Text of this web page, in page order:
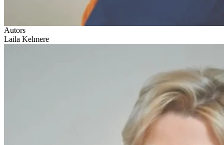
Autors
Laila Kelmere